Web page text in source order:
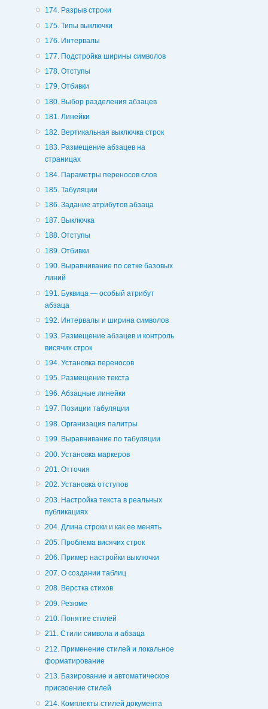
174. Разрыв строки
175. Типы выключки
176. Интервалы
177. Подстройка ширины символов
178. Отступы
179. Отбивки
180. Выбор разделения абзацев
181. Линейки
182. Вертикальная выключка строк
183. Размещение абзацев на
страницах
184. Параметры переносов слов
185. Табуляции
186. Задание атрибутов абзаца
187. Выключка
188. Отступы
189. Отбивки
190. Выравнивание по сетке базовых
линий
191. Буквица — особый атрибут
абзаца
192. Интервалы и ширина символов
193. Размещение абзацев и контроль
висячих строк
194. Установка переносов
195. Размещение текста
196. Абзацные линейки
197. Позиции табуляции
198. Организация палитры
199. Выравнивание по табуляции
200. Установка маркеров
201. Отточия
202. Установка отступов
203. Настройка текста в реальных
публикациях
204. Длина строки и как ее менять
205. Проблема висячих строк
206. Пример настройки выключки
207. О создании таблиц
208. Верстка стихов
209. Резюме
210. Понятие стилей
211. Стили символа и абзаца
212. Применение стилей и локальное
форматирование
213. Базирование и автоматическое
присвоение стилей
214. Комплекты стилей документа